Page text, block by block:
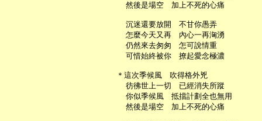
     然後是場空　加上不死的心痛
     沉迷還要放開　不甘你愚弄
     怎麼今天又再　內心一再洶湧
     仍然來去匆匆　怎可說情重
     可惜始終被你　撩起愛念極濃
   ＊這次季候風　吹得格外兇
     彷彿世上一切　已經消失所蹤
     你似季候風　抵擋計劃全也無用
     然後是場空　加上不死的心痛